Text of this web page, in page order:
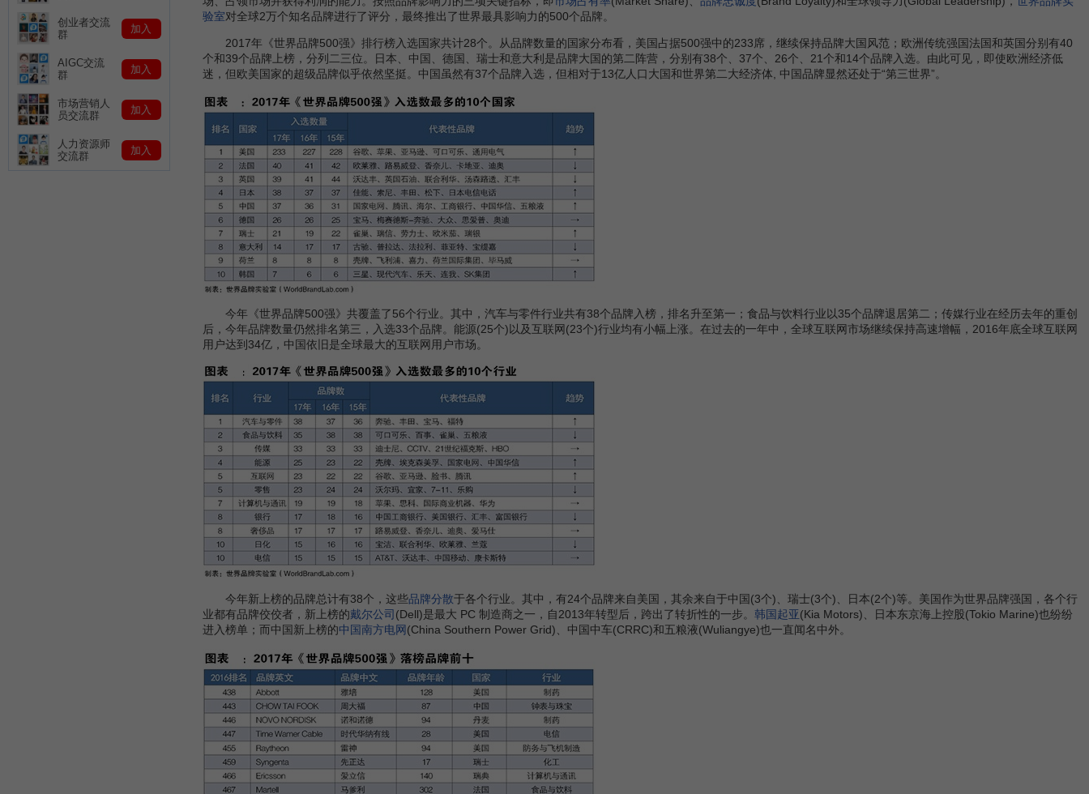
验室对全球2万个知名品牌进行了评分，最终推出了世界最具影响力的500个品牌。
2017年《世界品牌500强》排行榜入选国家共计28个。从品牌数量的国家分布看，美国占据500强中的233席，继续保持品牌大国风范；欧洲传统强国法国和英国分别有40
个和39个品牌上榜，分列二三位。日本、中国、德国、瑞士和意大利是品牌大国的第二阵营，分别有38个、37个、26个、21个和14个品牌入选。由此可见，即使欧洲经济低
迷，但欧美国家的超级品牌似乎依然坚挺。中国虽然有37个品牌入选，但相对于13亿人口大国和世界第二大经济体, 中国品牌显然还处于“第三世界”。
今年《世界品牌500强》共覆盖了56个行业。其中，汽车与零件行业共有38个品牌入榜，排名升至第一；食品与饮料行业以35个品牌退居第二；传媒行业在经历去年的重创
后，今年品牌数量仍然排名第三，入选33个品牌。能源(25个)以及互联网(23个)行业均有小幅上涨。在过去的一年中，全球互联网市场继续保持高速增幅，2016年底全球互联网
用户达到34亿，中国依旧是全球最大的互联网用户市场。
今年新上榜的品牌总计有38个，这些品牌分散于各个行业。其中，有24个品牌来自美国，其余来自于中国(3个)、瑞士(3个)、日本(2个)等。美国作为世界品牌强国，各个行
业都有品牌佼佼者，新上榜的戴尔公司 (Dell)是最大 PC 制造商之一，自2013年转型后，跨出了转折性的一步。 韩国起亚(Kia Motors)、日本东京海上控股(Tokio Marine)也纷纷
进入榜单；而中国新上榜的中国南方电网(China Southern Power Grid)、中国中车(CRRC)和五粮液(Wuliangye)也一直闻名中外。
创业者交流
群
加入
AIGC交流
群
加入
市场营销人
员交流群
加入
人力资源师
交流群
加入